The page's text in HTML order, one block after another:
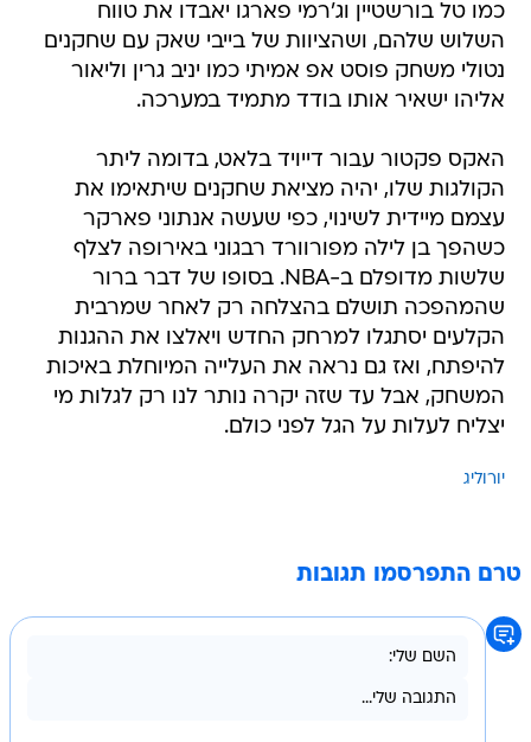
כמו טל בורשטיין וג'רמי פארגו יאבדו את טווח
השלוש שלהם, ושהציוות של בייבי שאק עם שחקנים
נטולי משחק פוסט אפ אמיתי כמו יניב גרין וליאור
אליהו ישאיר אותו בודד מתמיד במערכה.
האקס פקטור עבור דייויד בלאט, בדומה ליתר
הקולגות שלו, יהיה מציאת שחקנים שיתאימו את
עצמם מיידית לשינוי, כפי שעשה אנתוני פארקר
כשהפך בן לילה מפורוורד רבגוני באירופה לצלף
שלשות מדופלם ב-NBA. בסופו של דבר ברור
שהמהפכה תושלם בהצלחה רק לאחר שמרבית
הקלעים יסתגלו למרחק החדש ויאלצו את ההגנות
להיפתח, ואז גם נראה את העלייה המיוחלת באיכות
המשחק, אבל עד שזה יקרה נותר לנו רק לגלות מי
יצליח לעלות על הגל לפני כולם.
יורוליג
טרם התפרסמו תגובות